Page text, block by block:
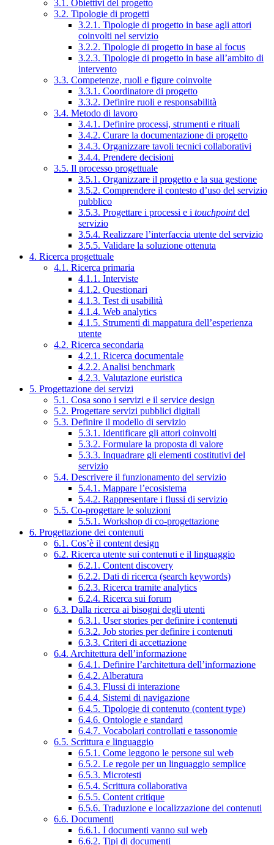
3.1. Obiettivi del progetto
3.2. Tipologie di progetti
3.2.1. Tipologie di progetto in base agli attori
coinvolti nel servizio
3.2.2. Tipologie di progetto in base al focus
3.2.3. Tipologie di progetto in base all’ambito di
intervento
3.3. Competenze, ruoli e figure coinvolte
3.3.1. Coordinatore di progetto
3.3.2. Definire ruoli e responsabilità
3.4. Metodo di lavoro
3.4.1. Definire processi, strumenti e rituali
3.4.2. Curare la documentazione di progetto
3.4.3. Organizzare tavoli tecnici collaborativi
3.4.4. Prendere decisioni
3.5. Il processo progettuale
3.5.1. Organizzare il progetto e la sua gestione
3.5.2. Comprendere il contesto d’uso del servizio
pubblico
3.5.3. Progettare i processi e i touchpointdel
servizio
3.5.4. Realizzare l’interfaccia utente del servizio
3.5.5. Validare la soluzione ottenuta
4. Ricerca progettuale
4.1. Ricerca primaria
4.1.1. Interviste
4.1.2. Questionari
4.1.3. Test di usabilità
4.1.4. Web analytics
4.1.5. Strumenti di mappatura dell’esperienza
utente
4.2. Ricerca secondaria
4.2.1. Ricerca documentale
4.2.2. Analisi benchmark
4.2.3. Valutazione euristica
5. Progettazione dei servizi
5.1. Cosa sono i servizi e il service design
5.2. Progettare servizi pubblici digitali
5.3. Definire il modello di servizio
5.3.1. Identificare gli attori coinvolti
5.3.2. Formulare la proposta di valore
5.3.3. Inquadrare gli elementi costitutivi del
servizio
5.4. Descrivere il funzionamento del servizio
5.4.1. Mappare l’ecosistema
5.4.2. Rappresentare i flussi di servizio
5.5. Co-progettare le soluzioni
5.5.1. Workshop di co-progettazione
6. Progettazione dei contenuti
6.1. Cos’è il content design
6.2. Ricerca utente sui contenuti e il linguaggio
6.2.1. Content discovery
6.2.2. Dati di ricerca (search keywords)
6.2.3. Ricerca tramite analytics
6.2.4. Ricerca sui forum
6.3. Dalla ricerca ai bisogni degli utenti
6.3.1. User stories per definire i contenuti
6.3.2. Job stories per definire i contenuti
6.3.3. Criteri di accettazione
6.4. Architettura dell’informazione
6.4.1. Definire l’architettura dell’informazione
6.4.2. Alberatura
6.4.3. Flussi di interazione
6.4.4. Sistemi di navigazione
6.4.5. Tipologie di contenuto (content type)
6.4.6. Ontologie e standard
6.4.7. Vocabolari controllati e tassonomie
6.5. Scrittura e linguaggio
6.5.1. Come leggono le persone sul web
6.5.2. Le regole per un linguaggio semplice
6.5.3. Microtesti
6.5.4. Scrittura collaborativa
6.5.5. Content critique
6.5.6. Traduzione e localizzazione dei contenuti
6.6. Documenti
6.6.1. I documenti vanno sul web
6.6.2. Tipi di documenti